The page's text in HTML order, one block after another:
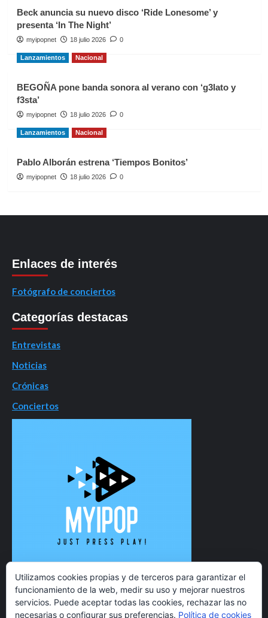
Beck anuncia su nuevo disco ‘Ride Lonesome’ y
presenta ‘In The Night’
myipopnet 18 julio 2026 0
Lanzamientos Nacional
BEGOÑA pone banda sonora al verano con ‘g3lato y
f3sta’
myipopnet 18 julio 2026 0
Lanzamientos Nacional
Pablo Alborán estrena ‘Tiempos Bonitos’
myipopnet 18 julio 2026 0
Enlaces de interés
Fotógrafo de conciertos
Categorías destacas
Entrevistas
Noticias
Crónicas
Conciertos
Utilizamos cookies propias y de terceros para garantizar el
funcionamiento de la web, medir su uso y mejorar nuestros
servicios. Puede aceptar todas las cookies, rechazar las no
necesarias o configurar sus preferencias. Política de cookies